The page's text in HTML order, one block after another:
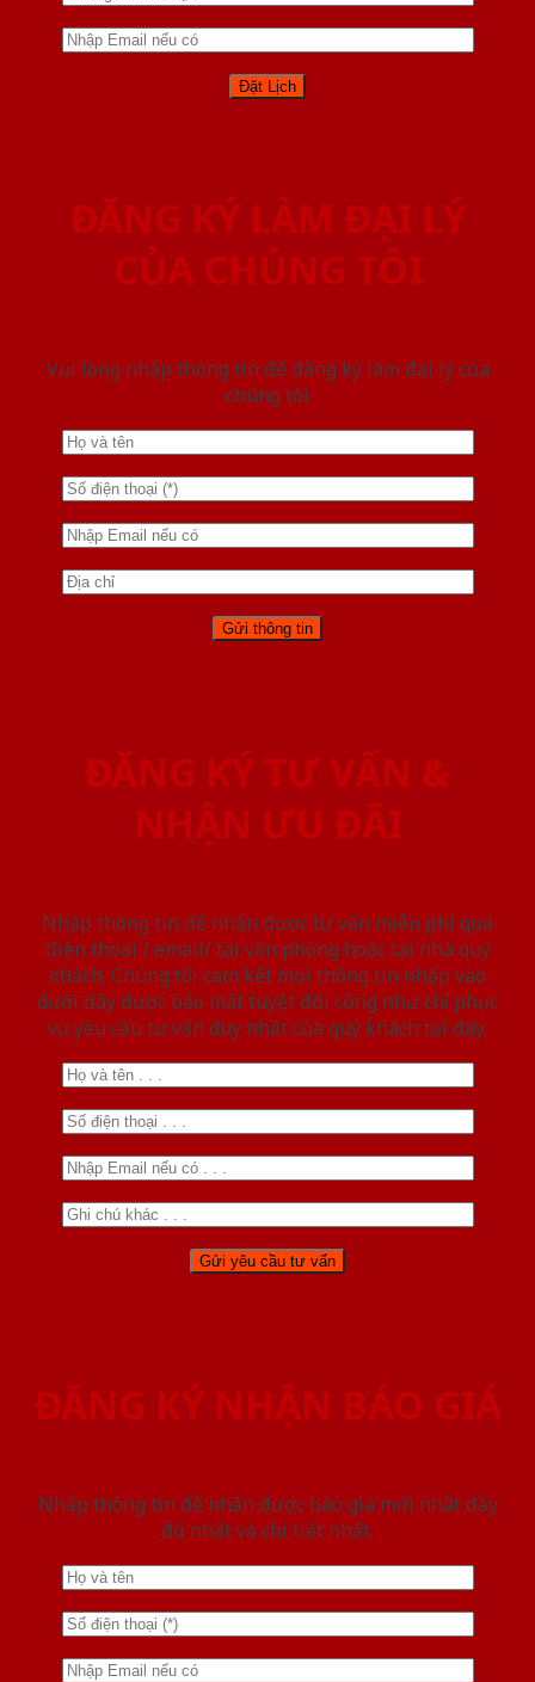
ĐĂNG KÝ LÀM ĐẠI LÝ
CỦA CHÚNG TÔI
Vui lòng nhập thông tin để đăng ký làm đại lý của
chúng tôi
ĐĂNG KÝ TƯ VẤN &
NHẬN ƯU ĐÃI
Nhập thông tin để nhận được tư vấn miễn phí qua
điện thoại / email/ tại văn phòng hoặc tại nhà quý
khách. Chúng tôi cam kết mọi thông tin nhập vào
dưới đây được bảo mật tuyệt đối cũng như chỉ phục
vụ yêu cầu tư vấn duy nhất của quý khách tại đây.
ĐĂNG KÝ NHẬN BÁO GIÁ
Nhập thông tin để nhận được báo giá mới nhât đầy
đủ nhất và chi tiết nhất.